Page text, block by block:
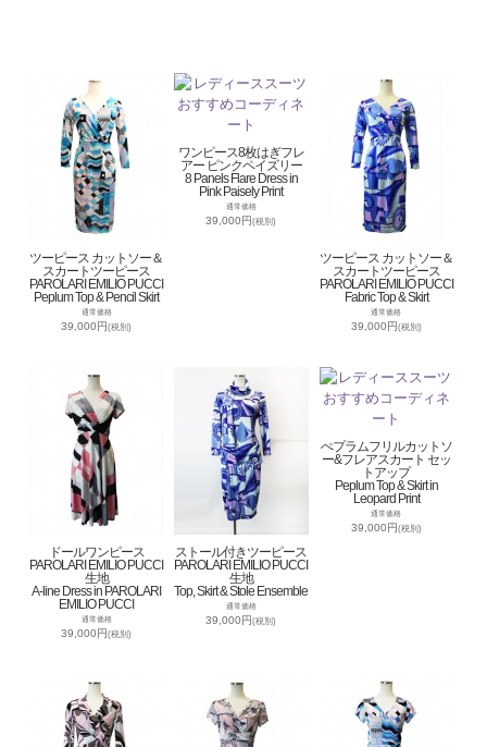
ツーピース カットソー＆
スカートツーピース
PAROLARI EMILIO PUCCI
Peplum Top & Pencil Skirt
通常価格
39,000円(税別)
ワンピース8枚はぎフレ
アー ピンクペイズリー
8 Panels Flare Dress in
Pink Paisely Print
通常価格
39,000円(税別)
ツーピース カットソー＆
スカートツーピース
PAROLARI EMILIO PUCCI
Fabric Top & Skirt
通常価格
39,000円(税別)
ドールワンピース
PAROLARI EMILIO PUCCI
生地
A-line Dress in PAROLARI
EMILIO PUCCI
通常価格
39,000円(税別)
ストール付きツーピース
PAROLARI EMILIO PUCCI
生地
Top, Skirt & Stole Ensemble
通常価格
39,000円(税別)
ぺプラムフリルカットソ
ー&フレアスカート セッ
トアップ
Peplum Top & Skirt in
Leopard Print
通常価格
39,000円(税別)